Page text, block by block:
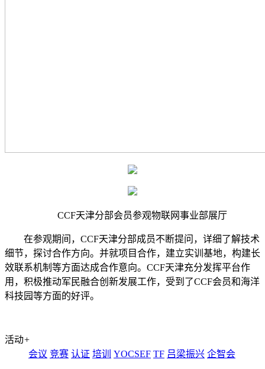
CCF天津分部会员参观物联网事业部展厅
在参观期间，CCF天津分部成员不断提问，详细了解技术
细节，探讨合作方向。并就项目合作，建立实训基地，构建长
效联系机制等方面达成合作意向。CCF天津充分发挥平台作
用，积极推动军民融合创新发展工作，受到了CCF会员和海洋
科技园等方面的好评。
活动+
会议 竞赛 认证 培训 YOCSEF TF 吕梁振兴 企智会